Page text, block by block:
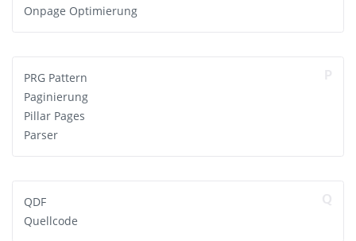
Onpage Optimierung
PRG Pattern
Paginierung
Pillar Pages
Parser
QDF
Quellcode